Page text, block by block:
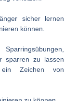
sicher lernen
können.
sparren zu lassen
Zeichen von